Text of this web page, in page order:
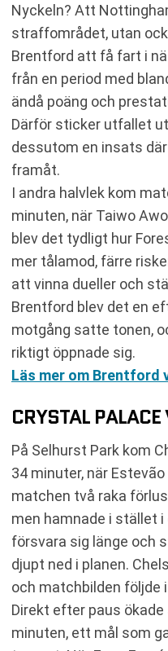
Nyckeln? Att
straffområdet, utan
Brentford att få fart i
från en period med
ändå poäng och
Därför sticker utfallet
dessutom en insats
framåt.
I andra halvlek kom
minuten, när Taiwo
blev det tydligt hur
mer tålamod, färre
att vinna dueller och
Brentford blev det en
motgång satte tonen,
riktigt öppnade sig.
Läs mer om Brentford
CRYSTAL
På Selhurst Park kom
34 minuter, när
matchen två raka
men hamnade i stället
försvara sig länge och
djupt ned i planen.
och matchbilden följde
Direkt efter paus ökade
minuten, ett mål som